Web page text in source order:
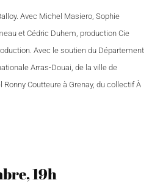
Avec Michel Masiero, Sophie
et Cédric Duhem, production Cie
Avec le soutien du Département
Arras-Douai, de la ville de
Ronny Coutteure à Grenay, du collectif À
19h